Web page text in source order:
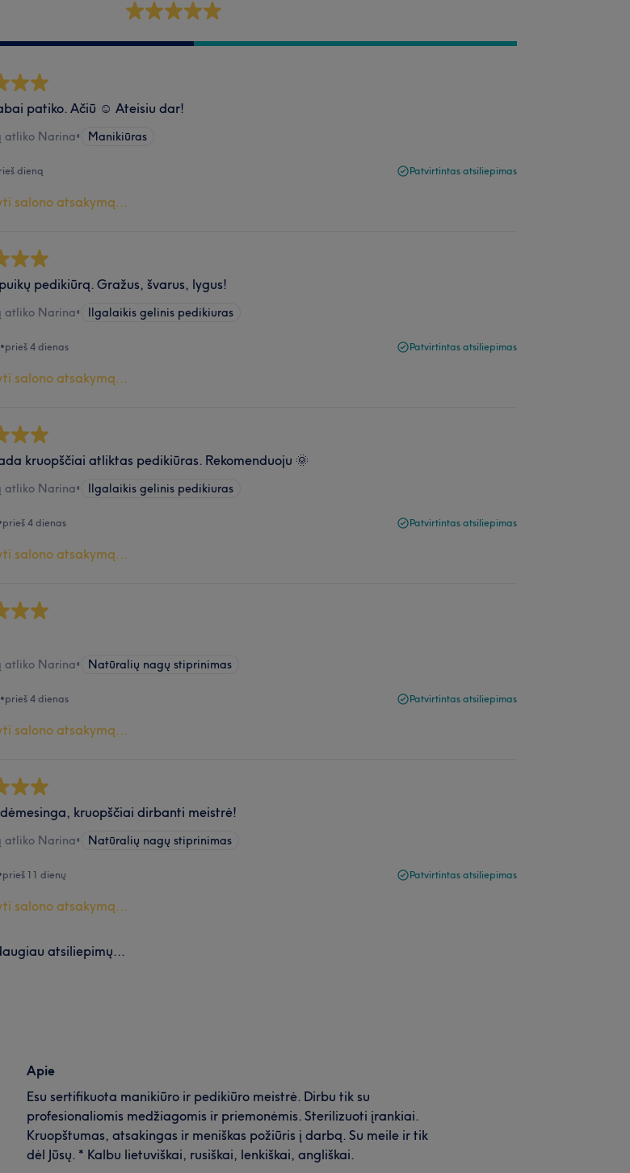
patiko. Ačiū ☺️ Ateisiu dar!
atliko Narina• Manikiūras
dieną Patvirtintas atsiliepimas
salono atsakymą...
pedikiūrą. Gražus, švarus, lygus!
atliko Narina• Ilgalaikis gelinis pedikiuras
•prieš 4 dienas Patvirtintas atsiliepimas
salono atsakymą...
kruopščiai atliktas pedikiūras. Rekomenduoju 🌞
atliko Narina• Ilgalaikis gelinis pedikiuras
prieš 4 dienas Patvirtintas atsiliepimas
salono atsakymą...
atliko Narina• Natūralių nagų stiprinimas
•prieš 4 dienas Patvirtintas atsiliepimas
salono atsakymą...
kruopščiai dirbanti meistrė!
atliko Narina• Natūralių nagų stiprinimas
prieš 11 dienų Patvirtintas atsiliepimas
salono atsakymą...
atsiliepimų...
Apie
Esu sertifikuota manikiūro ir pedikiūro meistrė. Dirbu tik su
profesionaliomis medžiagomis ir priemonėmis. Sterilizuoti įrankiai.
Kruopštumas, atsakingas ir meniškas požiūris į darbą. Su meile ir tik
dėl Jūsų. * Kalbu lietuviškai, rusiškai, lenkiškai, angliškai.